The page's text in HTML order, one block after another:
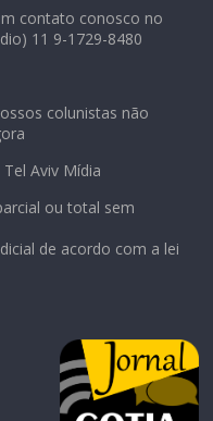
contato conosco no
11 9-1729-8480
colunistas não
Aviv Mídia
ou total sem
de acordo com a lei